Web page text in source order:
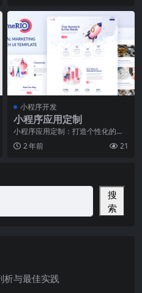
小程序开发
小程序应用定制
小程序应用定制：打造个性化的移
动应用体验随着移动互联网的快速
发展，小程序应用定制
2 年前 21
搜
索
析与最佳实践